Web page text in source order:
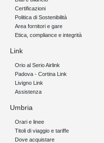
Certificazioni
Politica di Sostenibilità
Area fornitori e gare
Etica, compliance e integrità
Link
Orio al Serio Airlink
Padova - Cortina Link
Livigno Link
Assistenza
Umbria
Orari e linee
Titoli di viaggio e tariffe
Dove acquistare